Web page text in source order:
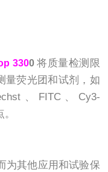
3300将质量检测限
量荧光团和试剂，如
、FITC、Cy3-
为其他应用和试验保